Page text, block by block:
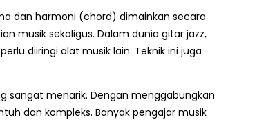
dan harmoni (chord) dimainkan secara
musik sekaligus. Dalam dunia gitar jazz,
diiringi alat musik lain. Teknik ini juga
sangat menarik. Dengan menggabungkan
dan kompleks. Banyak pengajar musik